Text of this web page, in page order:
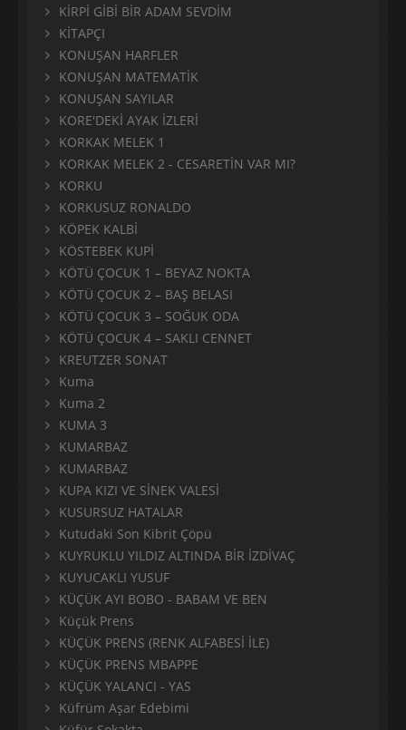
KİRPİ GİBİ BİR ADAM SEVDİM
KİTAPÇI
KONUŞAN HARFLER
KONUŞAN MATEMATİK
KONUŞAN SAYILAR
KORE'DEKİ AYAK İZLERİ
KORKAK MELEK 1
KORKAK MELEK 2 - CESARETİN VAR MI?
KORKU
KORKUSUZ RONALDO
KÖPEK KALBİ
KÖSTEBEK KUPİ
KÖTÜ ÇOCUK 1 – BEYAZ NOKTA
KÖTÜ ÇOCUK 2 – BAŞ BELASI
KÖTÜ ÇOCUK 3 – SOĞUK ODA
KÖTÜ ÇOCUK 4 – SAKLI CENNET
KREUTZER SONAT
Kuma
Kuma 2
KUMA 3
KUMARBAZ
KUMARBAZ
KUPA KIZI VE SİNEK VALESİ
KUSURSUZ HATALAR
Kutudaki Son Kibrit Çöpü
KUYRUKLU YILDIZ ALTINDA BİR İZDİVAÇ
KUYUCAKLI YUSUF
KÜÇÜK AYI BOBO - BABAM VE BEN
Küçük Prens
KÜÇÜK PRENS (RENK ALFABESİ İLE)
KÜÇÜK PRENS MBAPPE
KÜÇÜK YALANCI - YAS
Küfrüm Aşar Edebimi